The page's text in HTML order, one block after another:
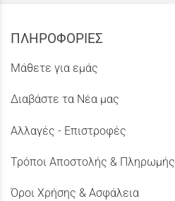
ΠΛΗΡΟΦΟΡΙΕΣ
Μάθετε για εμάς
Διαβάστε τα Νέα μας
Αλλαγές - Επιστροφές
Τρόποι Αποστολής & Πληρωμής
Όροι Χρήσης & Ασφάλεια